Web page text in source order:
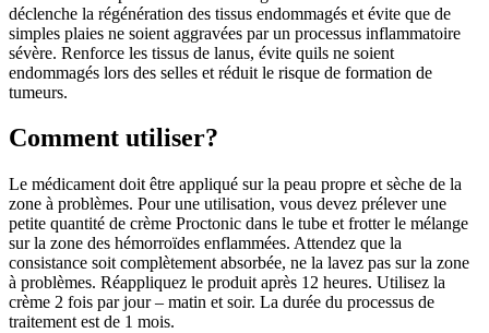
déclenche la régénération des tissus endommagés et évite que de
simples plaies ne soient aggravées par un processus inflammatoire
sévère. Renforce les tissus de lanus, évite quils ne soient
endommagés lors des selles et réduit le risque de formation de
tumeurs.
Comment utiliser?
Le médicament doit être appliqué sur la peau propre et sèche de la
zone à problèmes. Pour une utilisation, vous devez prélever une
petite quantité de crème Proctonic dans le tube et frotter le mélange
sur la zone des hémorroïdes enflammées. Attendez que la
consistance soit complètement absorbée, ne la lavez pas sur la zone
à problèmes. Réappliquez le produit après 12 heures. Utilisez la
crème 2 fois par jour – matin et soir. La durée du processus de
traitement est de 1 mois.